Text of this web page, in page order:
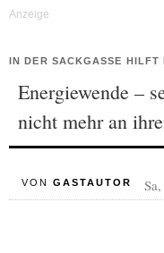
IN DER SACKGASSE HILFT
Energiewende –
nicht mehr an
VON GASTAUTOR